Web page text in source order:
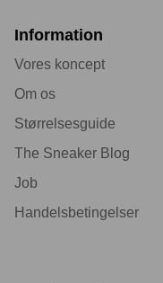
Information
Vores koncept
Om os
Størrelsesguide
The Sneaker Blog
Job
Handelsbetingelser